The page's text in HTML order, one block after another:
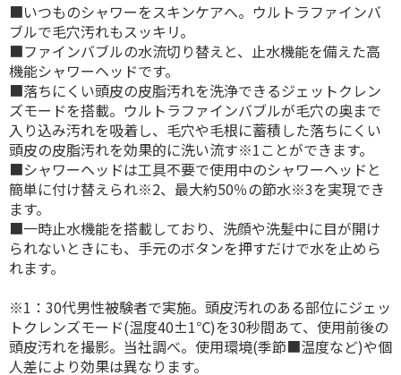
■いつものシャワーをスキンケアへ。ウルトラファインバ
ブルで毛穴汚れもスッキリ。
■ファインバブルの水流切り替えと、止水機能を備えた高
機能シャワーヘッドです。
■落ちにくい頭皮の皮脂汚れを洗浄できるジェットクレン
ズモードを搭載。ウルトラファインバブルが毛穴の奥まで
入り込み汚れを吸着し、毛穴や毛根に蓄積した落ちにくい
頭皮の皮脂汚れを効果的に洗い流す※1ことができます。
■シャワーヘッドは工具不要で使用中のシャワーヘッドと
簡単に付け替えられ※2、最大約50％の節水※3を実現でき
ます。
■一時止水機能を搭載しており、洗顔や洗髪中に目が開け
られないときにも、手元のボタンを押すだけで水を止めら
れます。
※1：30代男性被験者で実施。頭皮汚れのある部位にジェッ
トクレンズモード(温度40±1℃)を30秒間あて、使用前後の
頭皮汚れを撮影。当社調べ。使用環境(季節■温度など)や個
人差により効果は異なります。